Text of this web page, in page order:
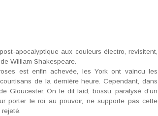
apocalyptique aux couleurs électro, revisitent,
William Shakespeare.
est enfin achevée, les York ont vaincu les
de la dernière heure. Cependant, dans
Gloucester. On le dit laid, bossu, paralysé d’un
porter le roi au pouvoir, ne supporte pas cette